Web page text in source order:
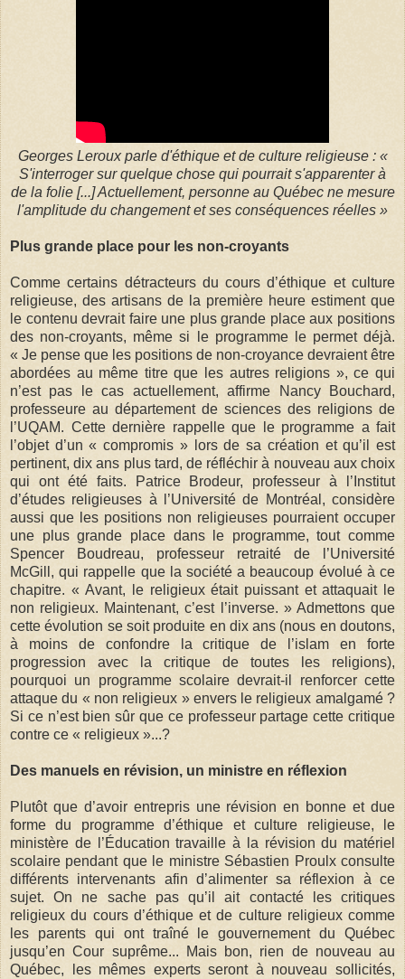
Georges Leroux parle d'éthique et de culture religieuse : «
S'interroger sur quelque chose qui pourrait s'apparenter à
de la folie [...] Actuellement, personne au Québec ne mesure
l'amplitude du changement et ses conséquences réelles »
Plus grande place pour les non-croyants
Comme certains détracteurs du cours d’éthique et culture
religieuse, des artisans de la première heure estiment que
le contenu devrait faire une plus grande place aux positions
des non-croyants, même si le programme le permet déjà.
« Je pense que les positions de non-croyance devraient être
abordées au même titre que les autres religions », ce qui
n’est pas le cas actuellement, affirme Nancy Bouchard,
professeure au département de sciences des religions de
l’UQAM. Cette dernière rappelle que le programme a fait
l’objet d’un « compromis » lors de sa création et qu’il est
pertinent, dix ans plus tard, de réfléchir à nouveau aux choix
qui ont été faits. Patrice Brodeur, professeur à l’Institut
d’études religieuses à l’Université de Montréal, considère
aussi que les positions non religieuses pourraient occuper
une plus grande place dans le programme, tout comme
Spencer Boudreau, professeur retraité de l’Université
McGill, qui rappelle que la société a beaucoup évolué à ce
chapitre. « Avant, le religieux était puissant et attaquait le
non religieux. Maintenant, c’est l’inverse. » Admettons que
cette évolution se soit produite en dix ans (nous en doutons,
à moins de confondre la critique de l’islam en forte
progression avec la critique de toutes les religions),
pourquoi un programme scolaire devrait-il renforcer cette
attaque du « non religieux » envers le religieux amalgamé ?
Si ce n’est bien sûr que ce professeur partage cette critique
contre ce « religieux »...?
Des manuels en révision, un ministre en réflexion
Plutôt que d’avoir entrepris une révision en bonne et due
forme du programme d’éthique et culture religieuse, le
ministère de l’Éducation travaille à la révision du matériel
scolaire pendant que le ministre Sébastien Proulx consulte
différents intervenants afin d’alimenter sa réflexion à ce
sujet. On ne sache pas qu’il ait contacté les critiques
religieux du cours d’éthique et de culture religieux comme
les parents qui ont traîné le gouvernement du Québec
jusqu’en Cour suprême... Mais bon, rien de nouveau au
Québec, les mêmes experts seront à nouveau sollicités,